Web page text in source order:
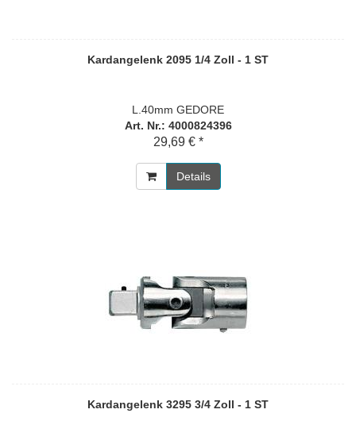
Kardangelenk 2095 1/4 Zoll - 1 ST
L.40mm GEDORE
Art. Nr.: 4000824396
29,69 € *
Details
Kardangelenk 3295 3/4 Zoll - 1 ST